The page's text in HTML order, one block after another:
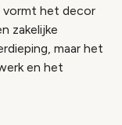
vormt het decor
zakelijke
maar het
en het